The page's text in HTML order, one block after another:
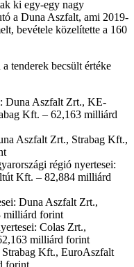
ki egy-egy nagy
a Duna Aszfalt, ami 2019-
bevétele közelítette a 160
tenderek becsült értéke
Duna Aszfalt Zrt., KE-
Kft. – 62,163 milliárd
Aszfalt Zrt., Strabag Kft.,
régió nyertesei:
Kft. – 82,884 milliárd
Duna Aszfalt Zrt.,
milliárd forint
Colas Zrt.,
milliárd forint
Kft., EuroAszfalt
forint